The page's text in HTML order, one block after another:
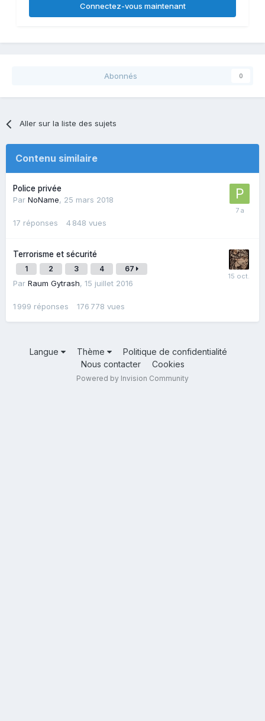
Connectez-vous maintenant
Abonnés 0
Aller sur la liste des sujets
Contenu similaire
Police privée
Par NoName, 25 mars 2018
17 réponses 4 848 vues
Terrorisme et sécurité
1 2 3 4 67
Par Raum Gytrash, 15 juillet 2016
1 999 réponses 176 778 vues
Langue Thème
Politique de confidentialité
Nous contacter
Cookies
Powered by Invision Community